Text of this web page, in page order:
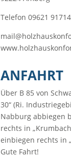
Telefon 09621
ANFAHRT
Über B 85 von
30“ (Ri.
Nabburg abbiegen
rechts in
einbiegen rechts in
Gute Fahrt!